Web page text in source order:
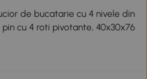
de bucatarie cu 4 nivele din
cu 4 roti pivotante, 40x30x76